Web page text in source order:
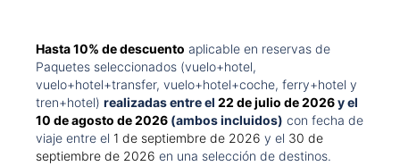
Hasta 10% de descuento aplicable en reservas de
Paquetes seleccionados (vuelo+hotel,
vuelo+hotel+transfer, vuelo+hotel+coche, ferry+hotel y
tren+hotel) realizadas entre el 22 de julio de 2026y el
10 de agosto de 2026 (ambos incluidos) con fecha de
viaje entre el 1 de septiembre de 2026 y el 30 de
septiembre de 2026 en una selección de destinos.